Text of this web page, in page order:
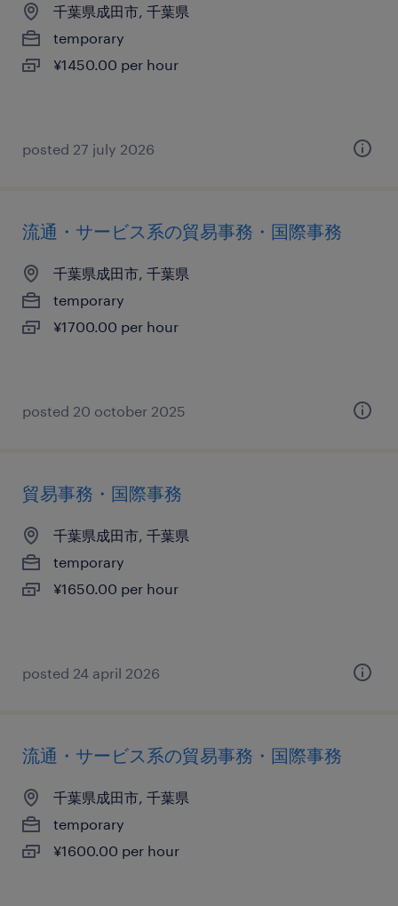
千葉県成田市, 千葉県
temporary
¥1450.00 per hour
posted 27 july 2026
流通・サービス系の貿易事務・国際事務
千葉県成田市, 千葉県
temporary
¥1700.00 per hour
posted 20 october 2025
貿易事務・国際事務
千葉県成田市, 千葉県
temporary
¥1650.00 per hour
posted 24 april 2026
流通・サービス系の貿易事務・国際事務
千葉県成田市, 千葉県
temporary
¥1600.00 per hour